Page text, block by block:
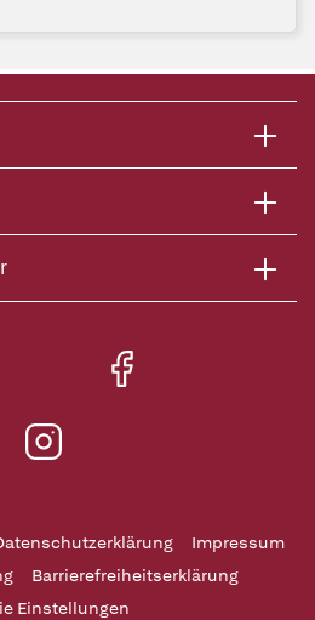
Impressum
Barrierefreiheitserklärung
Einstellungen